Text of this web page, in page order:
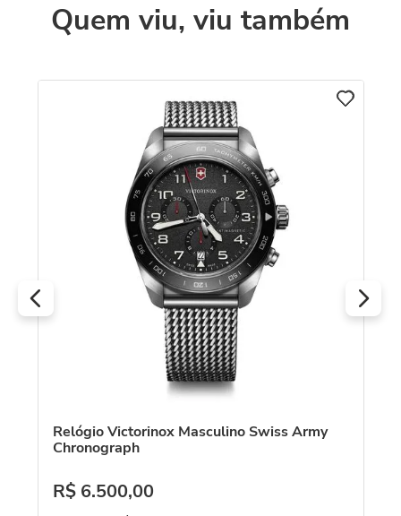
Quem viu, viu também
Relógio Victorinox Masculino Swiss Army
Chronograph
R$ 6.500,00